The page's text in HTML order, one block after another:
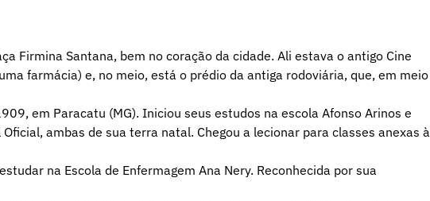
Firmina Santana, bem no coração da cidade. Ali estava o antigo Cine
farmácia) e, no meio, está o prédio da antiga rodoviária, que, em meio
em Paracatu (MG). Iniciou seus estudos na escola Afonso Arinos e
ambas de sua terra natal. Chegou a lecionar para classes anexas à
na Escola de Enfermagem Ana Nery. Reconhecida por sua